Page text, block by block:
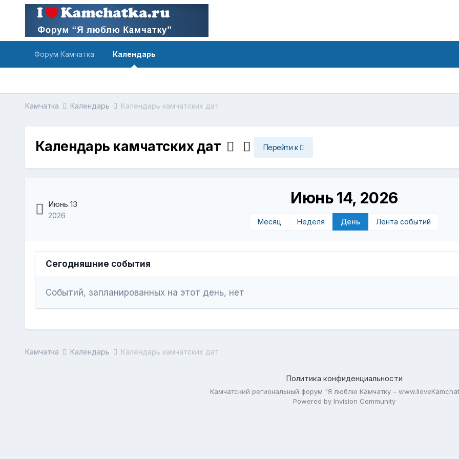
Форум Камчатка Календарь
Камчатка Календарь Календарь камчатских дат
Календарь камчатских дат Перейти к
Июнь 13
2026
Июнь 14, 2026
Месяц Неделя День Лента событий
Сегодняшние события
Событий, запланированных на этот день, нет
Камчатка Календарь Календарь камчатских дат
Политика конфиденциальности
Камчатский региональный форум "Я люблю Камчатку –
Powered by Invision Community